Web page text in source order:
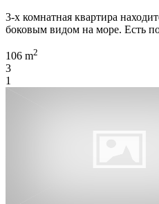
3-х комнатная квартира
боковым видом на море. Есть
106 m2
3
1